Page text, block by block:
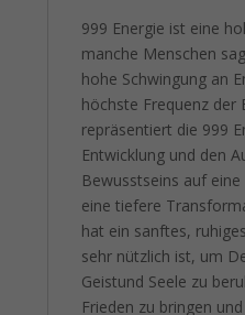
999 Energie ist eine
manche Menschen
hohe Schwingung an
höchste Frequenz der
repräsentiert die 999
Entwicklung und den
Bewusstseins auf
eine tiefere
hat ein sanftes,
sehr nützlich ist, um
Geistund Seele zu
Frieden zu bringen